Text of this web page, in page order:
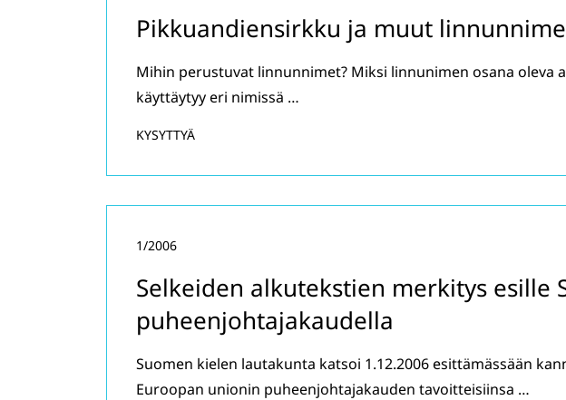
Pikkuandiensirkku ja muut
Mihin perustuvat linnunnimet? Miksi linnunimen osana oleva
käyttäytyy eri nimissä …
KYSYTTYÄ
Selkeiden alkutekstien merkitys esille
puheenjohtajakaudella
1/2006
Suomen kielen lautakunta katsoi 1.12.2006 esittämässään
Euroopan unionin puheenjohtajakauden tavoitteisiinsa …